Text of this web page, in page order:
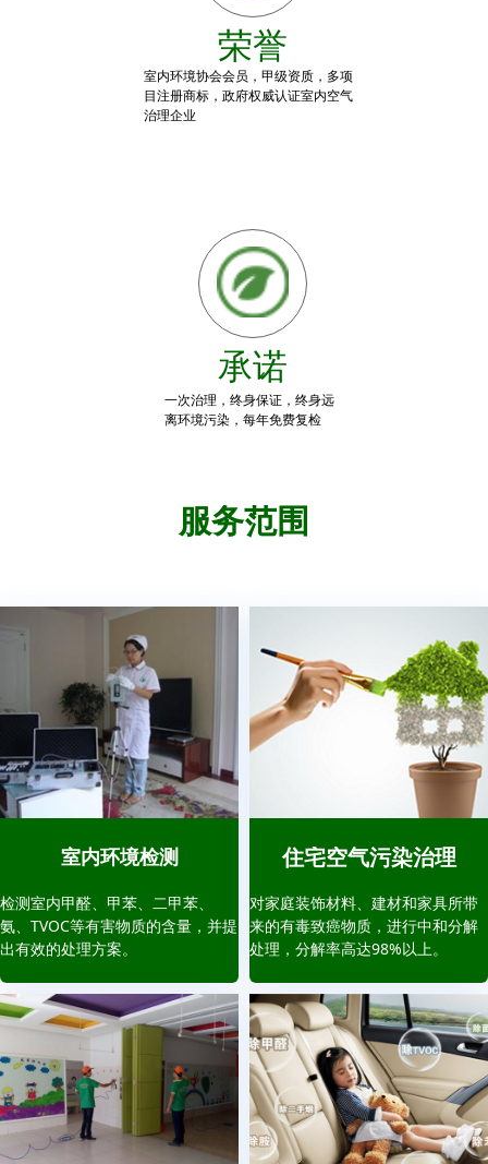
服务范围
荣誉
室内环境协会会员，甲级资质，多项
目注册商标，政府权威认证室内空气
治理企业
承诺
一次治理，终身保证，终身远
离环境污染，每年免费复检
室内环境检测
检测室内甲醛、甲苯、二甲苯、
氨、TVOC等有害物质的含量，并提
出有效的处理方案。
住宅空气污染治理
对家庭装饰材料、建材和家具所带
来的有毒致癌物质，进行中和分解
处理，分解率高达98%以上。